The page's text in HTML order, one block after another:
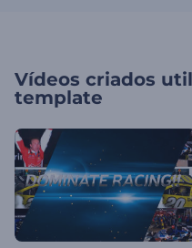
Vídeos criados
template